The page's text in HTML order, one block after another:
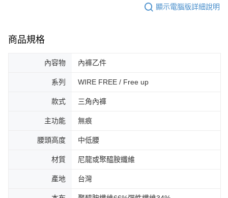
顯示電腦版詳細說明
商品規格
內容物 內褲乙件
系列 WIRE FREE / Free up
款式 三角內褲
主功能 無痕
腰頭高度 中低腰
材質 尼龍或聚醯胺纖維
產地 台灣